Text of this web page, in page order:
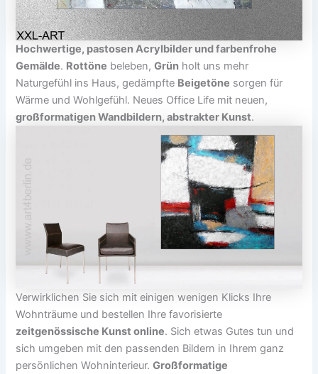
Hochwertige, pastosen Acrylbilder und farbenfrohe
Gemälde. Rottöne beleben,Grün holt uns mehr
Naturgefühl ins Haus, gedämpfte Beigetöne sorgen für
Wärme und Wohlgefühl. Neues Office Life mit neuen,
großformatigen Wandbildern, abstrakter Kunst.
Verwirklichen Sie sich mit einigen wenigen Klicks Ihre
Wohnträume und bestellen Ihre favorisierte
zeitgenössische Kunst online. Sich etwas Gutes tun und
sich umgeben mit den passenden Bildern in Ihrem ganz
persönlichen Wohninterieur.Großformatige